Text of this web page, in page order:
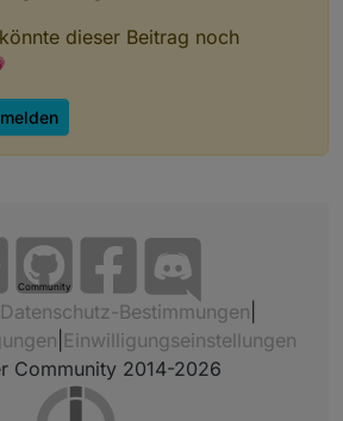
dieser Beitrag noch
Community
Datenschutz-Bestimmungen
Einwilligungseinstellungen
Community 2014-2026